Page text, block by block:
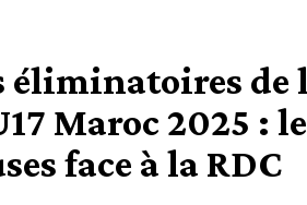
éliminatoires de
Maroc 2025 :
face à la RDC